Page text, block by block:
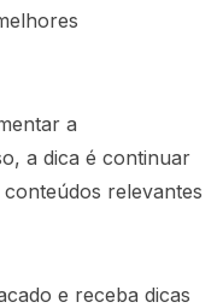
a
a dica é continuar
relevantes
e receba dicas